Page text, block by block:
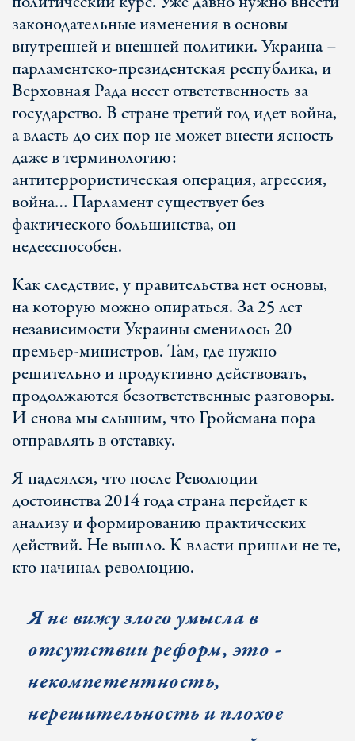
законодательные изменения в основы
внутренней и внешней политики. Украина –
парламентско-президентская республика, и
Верховная Рада несет ответственность за
государство. В стране третий год идет война,
а власть до сих пор не может внести ясность
даже в терминологию:
антитеррористическая операция, агрессия,
война… Парламент существует без
фактического большинства, он
недееспособен.
Как следствие, у правительства нет основы,
на которую можно опираться. За 25 лет
независимости Украины сменилось 20
премьер-министров. Там, где нужно
решительно и продуктивно действовать,
продолжаются безответственные разговоры.
И снова мы слышим, что Гройсмана пора
отправлять в отставку.
Я надеялся, что после Революции
достоинства 2014 года страна перейдет к
анализу и формированию практических
действий. Не вышло. К власти пришли не те,
кто начинал революцию.
Я не вижу злого умысла в
отсутствии реформ, это -
некомпетентность,
нерешительность и плохое